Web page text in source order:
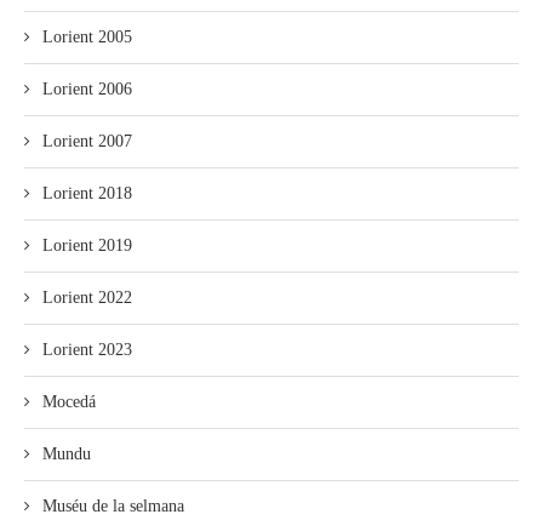
Lorient 2005
Lorient 2006
Lorient 2007
Lorient 2018
Lorient 2019
Lorient 2022
Lorient 2023
Mocedá
Mundu
Muséu de la selmana